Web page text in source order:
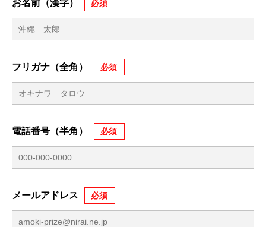
お名前（漢字）
フリガナ（全角）
電話番号（半角）
メールアドレス